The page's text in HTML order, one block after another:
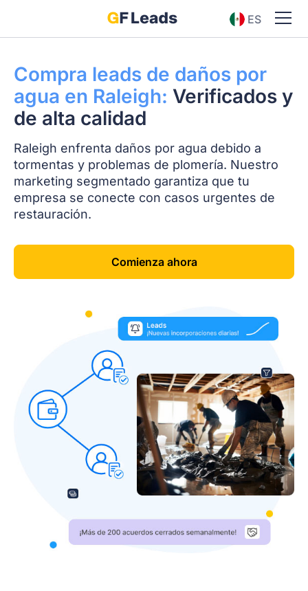
ES
Compra leads de daños por
agua en Raleigh: Verificados y
de alta calidad
Raleigh enfrenta daños por agua debido a
tormentas y problemas de plomería. Nuestro
marketing segmentado garantiza que tu
empresa se conecte con casos urgentes de
restauración.
Comienza ahora